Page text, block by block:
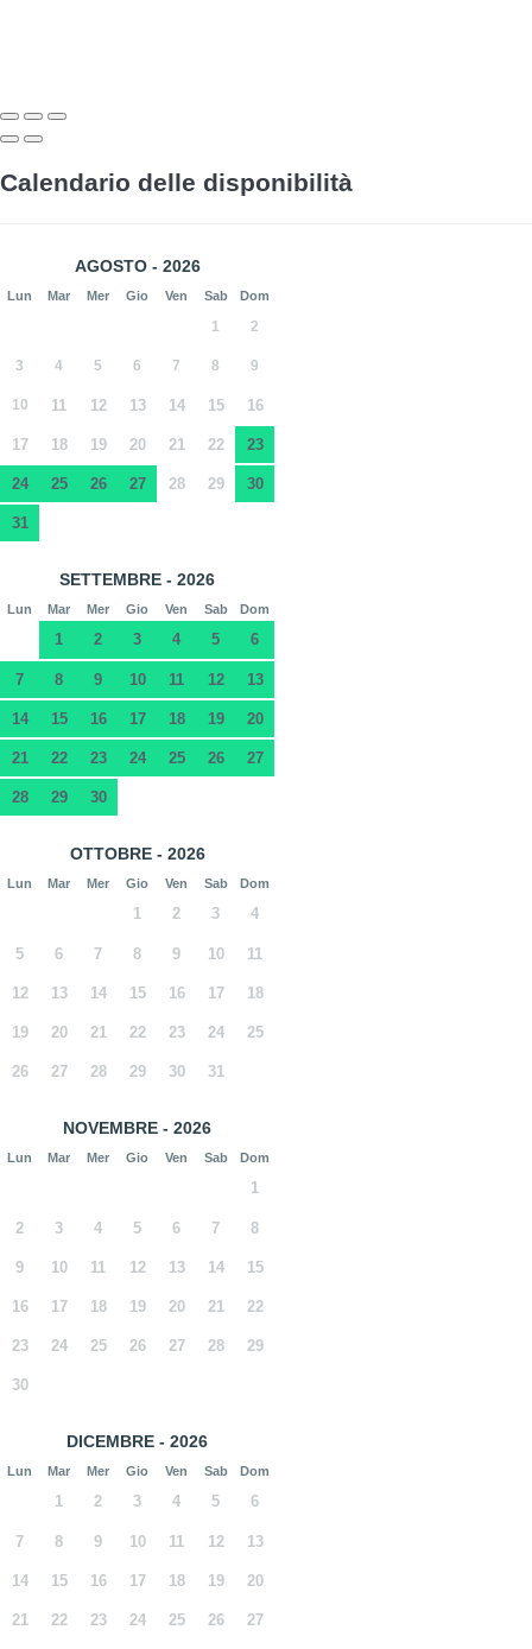
Calendario delle disponibilità
AGOSTO - 2026
Lun Mar Mer Gio Ven Sab Dom
1 2
3 4 5 6 7 8 9
10 11 12 13 14 15 16
17 18 19 20 21 22 23
24 25 26 27 28 29 30
31
SETTEMBRE - 2026
Lun Mar Mer Gio Ven Sab Dom
1 2 3 4 5 6
7 8 9 10 11 12 13
14 15 16 17 18 19 20
21 22 23 24 25 26 27
28 29 30
OTTOBRE - 2026
Lun Mar Mer Gio Ven Sab Dom
1 2 3 4
5 6 7 8 9 10 11
12 13 14 15 16 17 18
19 20 21 22 23 24 25
26 27 28 29 30 31
NOVEMBRE - 2026
Lun Mar Mer Gio Ven Sab Dom
1
2 3 4 5 6 7 8
9 10 11 12 13 14 15
16 17 18 19 20 21 22
23 24 25 26 27 28 29
30
DICEMBRE - 2026
Lun Mar Mer Gio Ven Sab Dom
1 2 3 4 5 6
7 8 9 10 11 12 13
14 15 16 17 18 19 20
21 22 23 24 25 26 27